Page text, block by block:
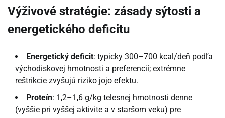
Výživové stratégie: zásady sýtosti a
energetického deficitu
Energetický deficit: typicky 300–700 kcal/deň podľa
východiskovej hmotnosti a preferencií; extrémne
reštrikcie zvyšujú riziko jojo efektu.
Proteín: 1,2–1,6 g/kg telesnej hmotnosti denne
(vyššie pri vyššej aktivite a v staršom veku) pre